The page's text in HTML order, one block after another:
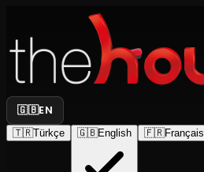
🇬🇧EN
🇹🇷Türkçe 🇬🇧English 🇫🇷Français